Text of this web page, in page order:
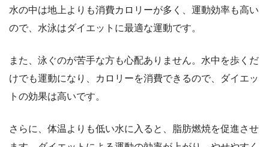
水の中は地上よりも消費カロリーが多く、運動効率も高い
ので、水泳はダイエットに最適な運動です。
また、泳ぐのが苦手な方も心配ありません。水中を歩くだ
けでも運動になり、カロリーを消費できるので、ダイエッ
トの効果は高いです。
さらに、体温よりも低い水に入ると、脂肪燃焼を促進させ